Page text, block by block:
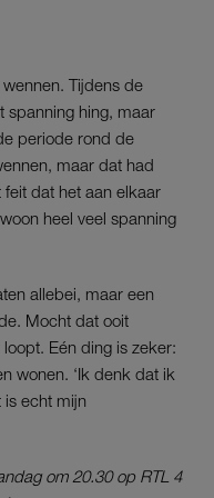
Tijdens de
spanning hing, maar
periode rond de
maar dat had
dat het aan elkaar
heel veel spanning
allebei, maar een
Mocht dat ooit
Eén ding is zeker:
wonen. ‘Ik denk dat ik
is echt mijn
om 20.30 op RTL 4